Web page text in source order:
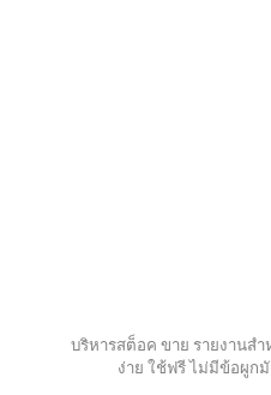
บริหารสต็อค ขาย รายงานส
ง่าย ใช้ฟรี ไม่มีข้อผูก